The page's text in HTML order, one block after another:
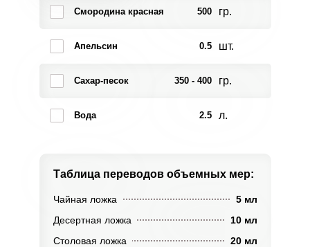
Смородина красная 500 гр.
Апельсин 0.5 шт.
Сахар-песок 350 - 400 гр.
Вода 2.5 л.
Таблица переводов объемных мер:
Чайная ложка
5 мл
Десертная ложка
10 мл
Столовая ложка
20 мл